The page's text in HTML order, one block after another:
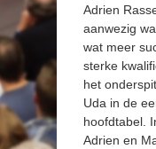
Adrien
aanwezig
wat meer
sterke
het
Uda in de
hoofdtabel.
Adrien en